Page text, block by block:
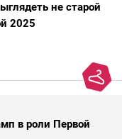
не старой
2025
в роли Первой